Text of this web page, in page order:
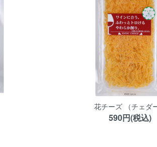
花チーズ （チェダ
590円(税込)